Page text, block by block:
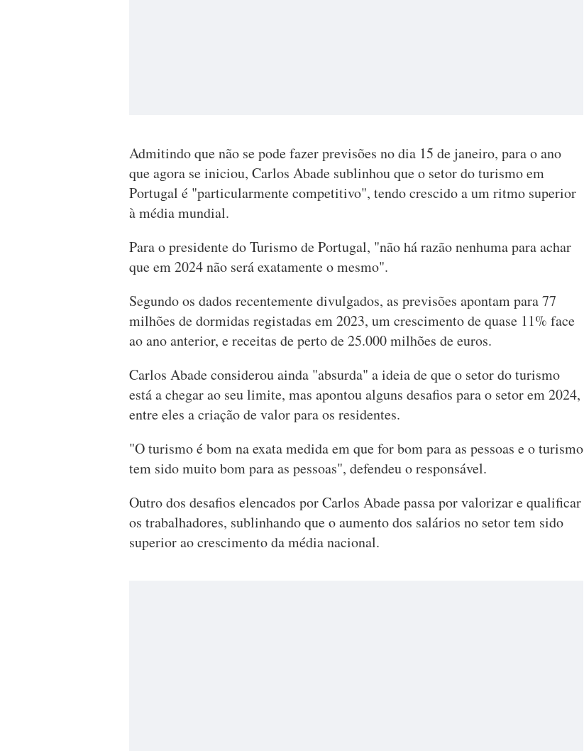
Admitindo que não se pode fazer previsões no dia 15 de janeiro, para o ano
que agora se iniciou, Carlos Abade sublinhou que o setor do turismo em
Portugal é "particularmente competitivo", tendo crescido a um ritmo superior
à média mundial.
Para o presidente do Turismo de Portugal, "não há razão nenhuma para achar
que em 2024 não será exatamente o mesmo".
Segundo os dados recentemente divulgados, as previsões apontam para 77
milhões de dormidas registadas em 2023, um crescimento de quase 11% face
ao ano anterior, e receitas de perto de 25.000 milhões de euros.
Carlos Abade considerou ainda "absurda" a ideia de que o setor do turismo
está a chegar ao seu limite, mas apontou alguns desafios para o setor em 2024,
entre eles a criação de valor para os residentes.
"O turismo é bom na exata medida em que for bom para as pessoas e o turismo
tem sido muito bom para as pessoas", defendeu o responsável.
Outro dos desafios elencados por Carlos Abade passa por valorizar e qualificar
os trabalhadores, sublinhando que o aumento dos salários no setor tem sido
superior ao crescimento da média nacional.